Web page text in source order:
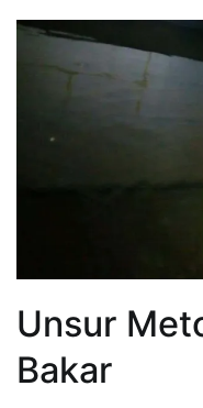
Unsur
Bakar